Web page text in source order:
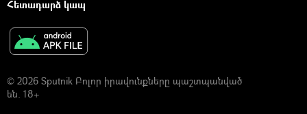
Հետադարձ կապ
© 2026 Sputnik Բոլոր իրավունքները պաշտպանված
են. 18+